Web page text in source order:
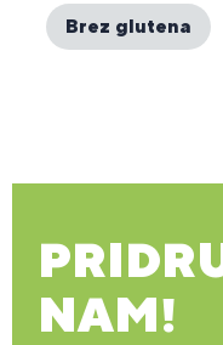
Brez glutena
NAM!